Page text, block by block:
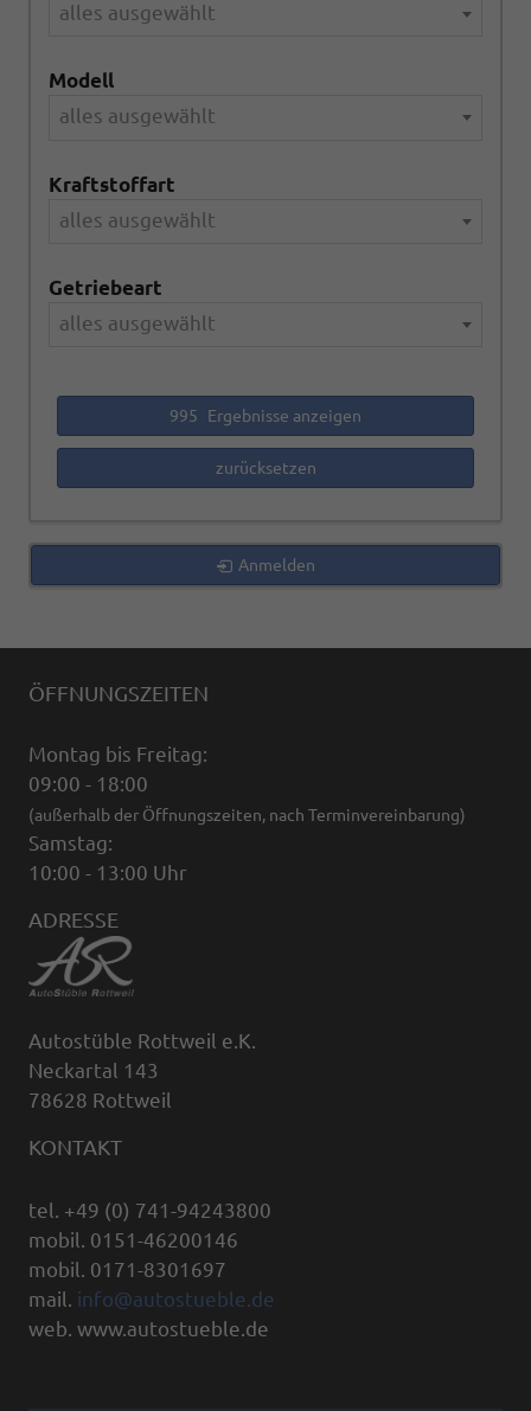
alles ausgewählt
Modell
alles ausgewählt
Kraftstoffart
alles ausgewählt
Getriebeart
alles ausgewählt
995 Ergebnisse anzeigen
zurücksetzen
Anmelden
ÖFFNUNGSZEITEN
Montag bis Freitag:
09:00 - 18:00
(außerhalb der Öffnungszeiten, nach Terminvereinbarung)
Samstag:
10:00 - 13:00 Uhr
ADRESSE
Autostüble Rottweil e.K.
Neckartal 143
78628 Rottweil
KONTAKT
tel. +49 (0) 741-94243800
mobil. 0151-46200146
mobil. 0171-8301697
mail. info@autostueble.de
web. www.autostueble.de